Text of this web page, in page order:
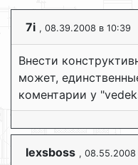
7i , 08.39.2008 в 10:39
Внести
может,
коментарии у
lexsboss , 08.55.2008